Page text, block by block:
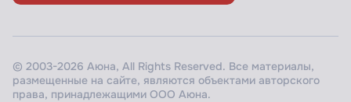
© 2003-2026 Аюна, All Rights Reserved. Все материалы,
размещенные на сайте, являются объектами авторского
права, принадлежащими ООО Аюна.